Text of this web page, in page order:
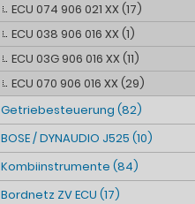
ECU 074 906 021 XX (17)
ECU 038 906 016 XX (1)
ECU 03G 906 016 XX (11)
ECU 070 906 016 XX (29)
Getriebesteuerung (82)
BOSE / DYNAUDIO J525 (10)
Kombiinstrumente (84)
Bordnetz ZV ECU (17)